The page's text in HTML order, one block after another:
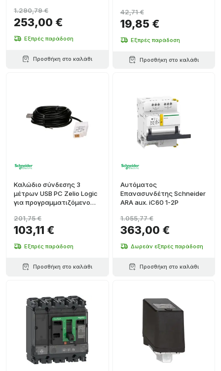
253,00 €
1.290,79 €
Εξπρές παράδοση
Προσθήκη στο καλάθι
19,85 €
42,71 €
Εξπρές παράδοση
Προσθήκη στο καλάθι
Καλώδιο σύνδεσης 3
μέτρων USB PC Zelio Logic
για προγραμματιζόμενο
103,11 €
201,75 €
Εξπρές παράδοση
Προσθήκη στο καλάθι
Αυτόματος
Επανασυνδέτης Schneider
ARA aux. iC60 1-2P
363,00 €
1.055,77 €
Δωρεάν εξπρές παράδοση
Προσθήκη στο καλάθι